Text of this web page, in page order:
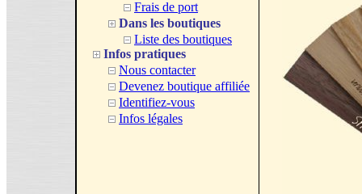
Frais de port
Dans les boutiques
Liste des boutiques
Infos pratiques
Nous contacter
Devenez boutique affiliée
Identifiez-vous
Infos légales